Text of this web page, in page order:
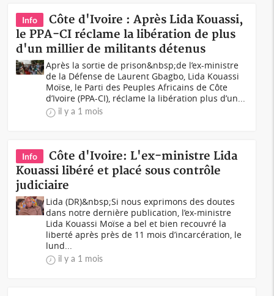
Info
Côte d'Ivoire : Après Lida Kouassi,
le PPA-CI réclame la libération de plus
d'un millier de militants détenus
Après la sortie de prison&nbsp;de l’ex-ministre
de la Défense de Laurent Gbagbo, Lida Kouassi
Moïse, le Parti des Peuples Africains de Côte
d’Ivoire (PPA-CI), réclame la libération plus d’un...
il y a 1 mois
Info
Côte d'Ivoire: L'ex-ministre Lida
Kouassi libéré et placé sous contrôle
judiciaire
Lida (DR)&nbsp;Si nous exprimons des doutes
dans notre dernière publication, l’ex-ministre
Lida Kouassi Moïse a bel et bien recouvré la
liberté après près de 11 mois d’incarcération, le
lund...
il y a 1 mois